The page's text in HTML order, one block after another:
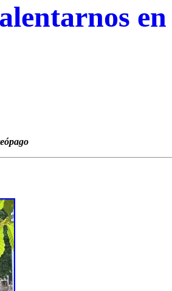
alentarnos